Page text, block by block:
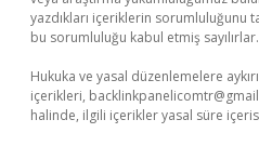
yazdıkları içeriklerin sorumluluğunu
bu sorumluluğu kabul etmiş sayılırlar.
Hukuka ve yasal düzenlemelere
içerikleri,
halinde, ilgili içerikler yasal süre